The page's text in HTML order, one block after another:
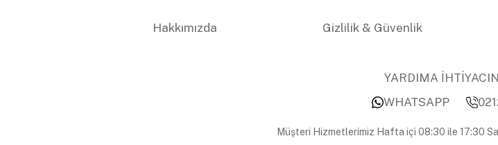
Hakkımızda Gizlilik & Güvenlik
YARDIMA
WHATSAPP
Müşteri Hizmetlerimiz Hafta içi 08:30 ile 17:30